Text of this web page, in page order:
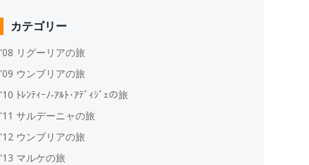
カテゴリー
'08 リグーリアの旅
'09 ウンブリアの旅
'10 ﾄﾚﾝﾃｨｰﾉ‐ｱﾙﾄ･ｱﾃﾞｨｼﾞｪの旅
'11 サルデーニャの旅
'12 ウンブリアの旅
'13 マルケの旅